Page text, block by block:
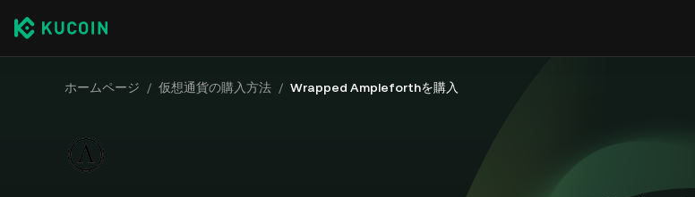
ホームページ / 仮想通貨の購入方法 / Wrapped Ampleforthを購入